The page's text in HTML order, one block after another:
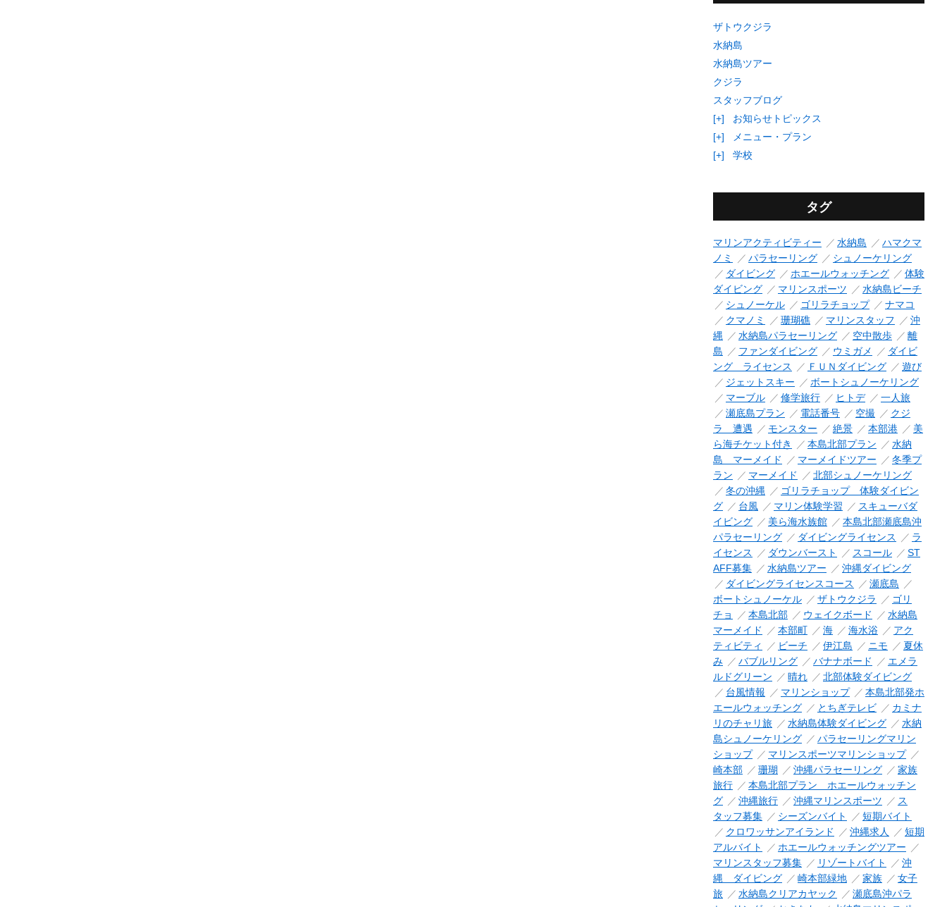
ザトウクジラ
水納島
水納島ツアー
クジラ
スタッフブログ
[+]
お知らせトピックス
[+]
メニュー・プラン
[+]
学校
タグ
マリンアクティビティー 水納島
ハマクマ
ノミ
パラセーリング
シュノーケリング
ダイビング
ホエールウォッチング
体験
ダイビング
マリンスポーツ
水納島ビーチ
シュノーケル
ゴリラチョップ
ナマコ
クマノミ
珊瑚礁 マリンスタッフ
沖
縄
水納島パラセーリング 空中散歩
離
島
ファンダイビング ウミガメ
ダイビ
ング ライセンス
ＦＵＮダイビング
遊び
ジェットスキー
ボートシュノーケリング
マーブル
修学旅行 ヒトデ
一人旅
瀬底島プラン
電話番号 空撮
クジ
ラ 遭遇
モンスター 絶景 本部港
美
ら海チケット付き
本島北部プラン
水納
島 マーメイド
マーメイドツアー
冬季プ
ラン
マーメイド
北部シュノーケリング
冬の沖縄
ゴリラチョップ 体験ダイビン
グ
台風 マリン体験学習
スキューバダ
イビング
美ら海水族館
本島北部瀬底島沖
パラセーリング
ダイビングライセンス
ラ
イセンス
ダウンバースト スコール
ST
AFF募集
水納島ツアー
沖縄ダイビング
ダイビングライセンスコース
瀬底島
ボートシュノーケル
ザトウクジラ
ゴリ
チョ
本島北部 ウェイクボード
水納島
マーメイド
本部町 海 海水浴
アク
ティビティ
ビーチ 伊江島 ニモ
夏休
み
バブルリング バナナボード
エメラ
ルドグリーン
晴れ
北部体験ダイビング
台風情報
マリンショップ
本島北部発ホ
エールウォッチング
とちぎテレビ
カミナ
リのチャリ旅
水納島体験ダイビング
水納
島シュノーケリング
パラセーリングマリン
ショップ
マリンスポーツマリンショップ
崎本部
珊瑚 沖縄パラセーリング
家族
旅行
本島北部プラン ホエールウォッチン
グ
沖縄旅行 沖縄マリンスポーツ
ス
タッフ募集
シーズンバイト
短期バイト
クロワッサンアイランド
沖縄求人
短期
アルバイト
ホエールウォッチングツアー
マリンスタッフ募集
リゾートバイト
沖
縄 ダイビング
崎本部緑地 家族
女子
旅
水納島クリアカヤック
瀬底島沖パラ